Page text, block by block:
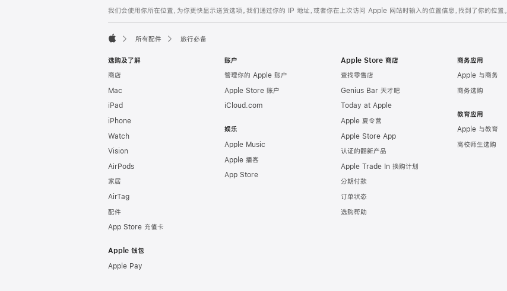
页
页
脚
注
我们会使用你所在位置，为你更快显示送货选项。我们通过你的 IP 地址，或者你在上次访问 Apple 网站时输入的位置信息，找到了你的位置。
所有配件 旅行必备
选购及了解
商店
Mac
iPad
iPhone
Watch
Vision
AirPods
家居
AirTag
配件
App Store 充值卡
Apple 钱包
Apple Pay
账户
管理你的 Apple 账户
Apple Store 账户
iCloud.com
娱乐
Apple Music
Apple 播客
App Store
Apple Store 商店
查找零售店
Genius Bar 天才吧
Today at Apple
Apple 夏令营
Apple Store App
认证的翻新产品
Apple Trade In 换购计划
分期付款
订单状态
选购帮助
商务应用
Apple 与商务
商务选购
教育应用
Apple 与教育
高校师生选购